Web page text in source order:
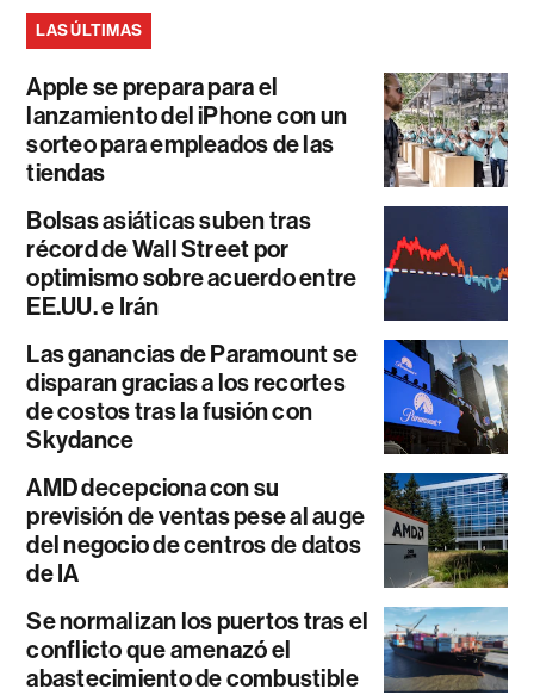
LAS ÚLTIMAS
Apple se prepara para el
lanzamiento del iPhone con un
sorteo para empleados de las
tiendas
Bolsas asiáticas suben tras
récord de Wall Street por
optimismo sobre acuerdo entre
EE.UU. e Irán
Las ganancias de Paramount se
disparan gracias a los recortes
de costos tras la fusión con
Skydance
AMD decepciona con su
previsión de ventas pese al auge
del negocio de centros de datos
de IA
Se normalizan los puertos tras el
conflicto que amenazó el
abastecimiento de combustible